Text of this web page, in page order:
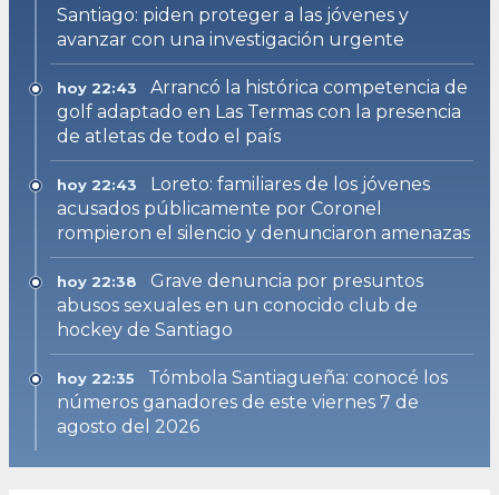
Santiago: piden proteger a las jóvenes y
avanzar con una investigación urgente
hoy 22:43
Arrancó la histórica competencia de
golf adaptado en Las Termas con la presencia
de atletas de todo el país
hoy 22:43
Loreto: familiares de los jóvenes
acusados públicamente por Coronel
rompieron el silencio y denunciaron amenazas
hoy 22:38
Grave denuncia por presuntos
abusos sexuales en un conocido club de
hockey de Santiago
hoy 22:35
Tómbola Santiagueña: conocé los
números ganadores de este viernes 7 de
agosto del 2026